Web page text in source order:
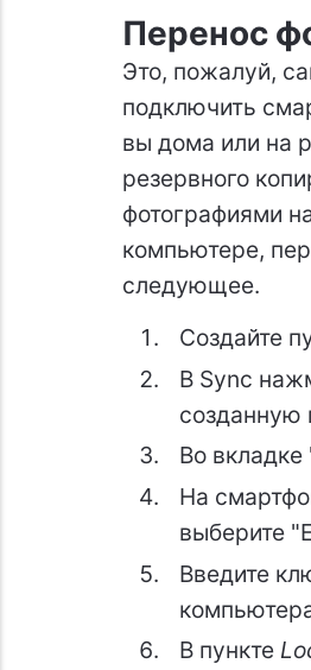
Перенос
Это, пожалуй,
подключить
вы дома или на
резервного
фотографиями
компьютере,
следующее.
Создайте
В Sync
созданную
Во
На
выберите
Введите
В пункте